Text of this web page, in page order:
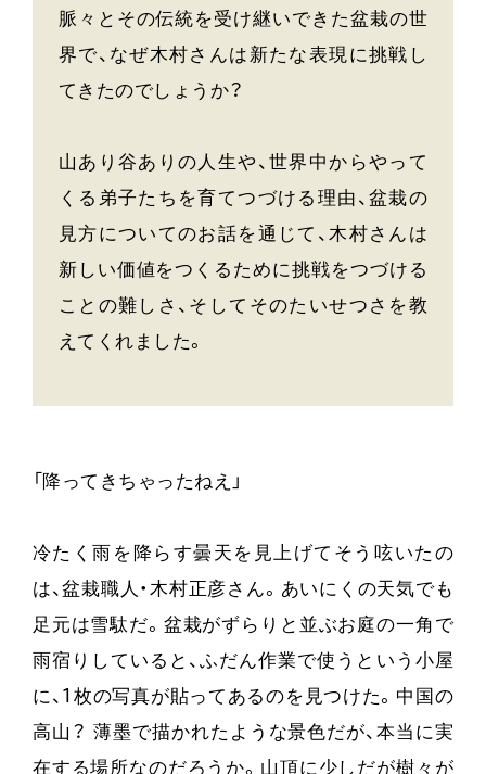
脈々とその伝統を受け継いできた盆栽の世
界で、なぜ木村さんは新たな表現に挑戦し
てきたのでしょうか？
山あり谷ありの人生や、世界中からやって
くる弟子たちを育てつづける理由、盆栽の
見方についてのお話を通じて、木村さんは
新しい価値をつくるために挑戦をつづける
ことの難しさ、そしてそのたいせつさを教
えてくれました。
「降ってきちゃったねえ」
冷たく雨を降らす曇天を見上げてそう呟いたの
は、盆栽職人・木村正彦さん。あいにくの天気でも
足元は雪駄だ。盆栽がずらりと並ぶお庭の一角で
雨宿りしていると、ふだん作業で使うという小屋
に、1枚の写真が貼ってあるのを見つけた。中国の
高山？ 薄墨で描かれたような景色だが、本当に実
在する場所なのだろうか。山頂に少しだが樹々が